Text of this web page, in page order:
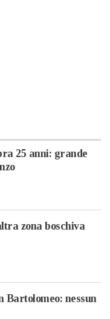
25 anni: grande
zona boschiva
Bartolomeo: nessun